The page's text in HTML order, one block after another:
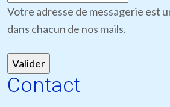
Votre adresse de messagerie est
dans chacun de nos mails.
Contact